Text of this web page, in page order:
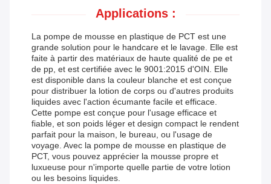
Applications :
La pompe de mousse en plastique de PCT est une
grande solution pour le handcare et le lavage. Elle est
faite à partir des matériaux de haute qualité de pe et
de pp, et est certifiée avec le 9001:2015 d'OIN. Elle
est disponible dans la couleur blanche et est conçue
pour distribuer la lotion de corps ou d'autres produits
liquides avec l'action écumante facile et efficace.
Cette pompe est conçue pour l'usage efficace et
fiable, et son poids léger et design compact le rendent
parfait pour la maison, le bureau, ou l'usage de
voyage. Avec la pompe de mousse en plastique de
PCT, vous pouvez apprécier la mousse propre et
luxueuse pour n'importe quelle partie de votre lotion
ou les besoins liquides.